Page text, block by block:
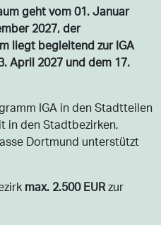
geht vom 01. Januar
2027, der
liegt begleitend zur IGA
April 2027 und dem 17.
IGA in den Stadtteilen
in den Stadtbezirken,
Dortmund unterstützt
max. 2.500 EURzur